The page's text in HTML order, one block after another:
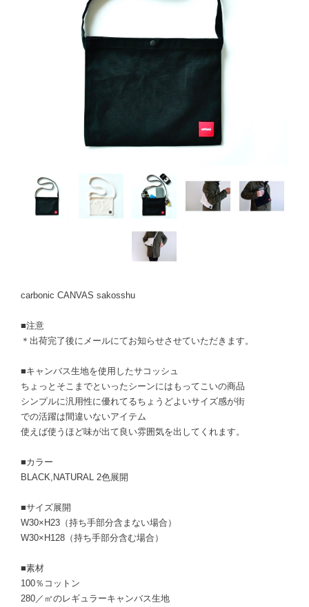
carbonic CANVAS sakosshu
■注意
＊出荷完了後にメールにてお知らせさせていただきます。
■キャンバス生地を使用したサコッシュ
ちょっとそこまでといったシーンにはもってこいの商品
シンプルに汎用性に優れてるちょうどよいサイズ感が街
での活躍は間違いないアイテム
使えば使うほど味が出て良い雰囲気を出してくれます。
■カラー
BLACK,NATURAL 2色展開
■サイズ展開
W30×H23（持ち手部分含まない場合）
W30×H128（持ち手部分含む場合）
■素材
100％コットン
280／㎡のレギュラーキャンバス生地